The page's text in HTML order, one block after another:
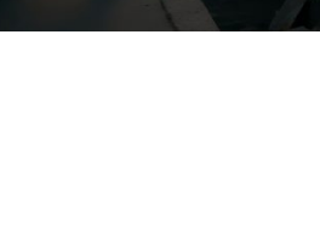
Lo que hacemos